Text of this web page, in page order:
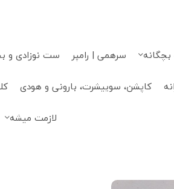
سرهمی | رامپر ست نوزادی و
کاپشن، سوییشرت، بارونی و هودی
لازمت میشه